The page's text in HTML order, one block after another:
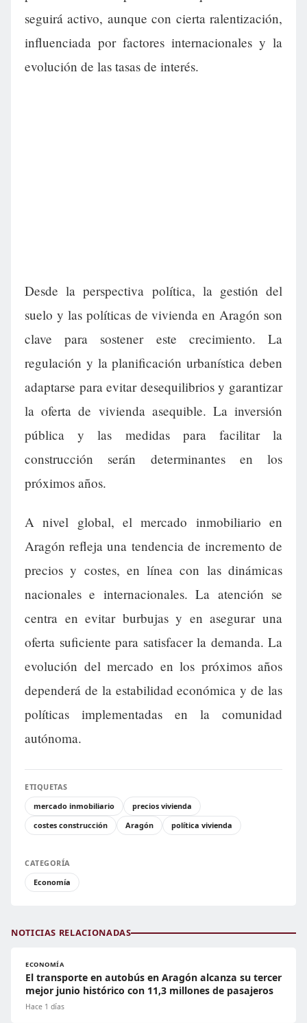
seguirá activo, aunque con cierta ralentización,
influenciada por factores internacionales y la
evolución de las tasas de interés.
Desde la perspectiva política, la gestión del
suelo y las políticas de vivienda en Aragón son
clave para sostener este crecimiento. La
regulación y la planificación urbanística deben
adaptarse para evitar desequilibrios y garantizar
la oferta de vivienda asequible. La inversión
pública y las medidas para facilitar la
construcción serán determinantes en los
próximos años.
A nivel global, el mercado inmobiliario en
Aragón refleja una tendencia de incremento de
precios y costes, en línea con las dinámicas
nacionales e internacionales. La atención se
centra en evitar burbujas y en asegurar una
oferta suficiente para satisfacer la demanda. La
evolución del mercado en los próximos años
dependerá de la estabilidad económica y de las
políticas implementadas en la comunidad
autónoma.
ETIQUETAS
mercado inmobiliario
precios vivienda
costes construcción
Aragón política vivienda
CATEGORÍA
Economía
NOTICIAS RELACIONADAS
ECONOMÍA
El transporte en autobús en Aragón alcanza su tercer
mejor junio histórico con 11,3 millones de pasajeros
Hace 1 días